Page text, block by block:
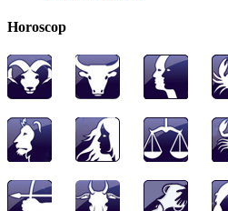
Horoscop